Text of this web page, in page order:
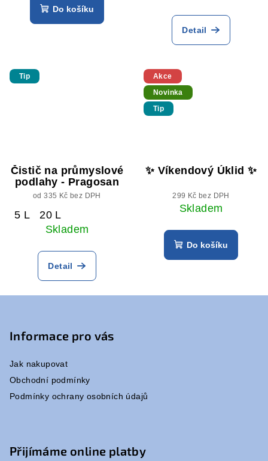
Do košíku
Detail
Tip
Čistič na průmyslové
podlahy - Pragosan
od 335 Kč bez DPH
5 L
20 L
Skladem
Detail
Akce
Novinka
Tip
✨ Víkendový Úklid ✨
299 Kč bez DPH
Skladem
Do košíku
Informace pro vás
Jak nakupovat
Obchodní podmínky
Podmínky ochrany osobních údajů
Přijímáme online platby